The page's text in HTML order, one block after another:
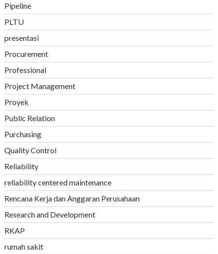
Pipeline
PLTU
presentasi
Procurement
Professional
Project Management
Proyek
Public Relation
Purchasing
Quality Control
Reliability
reliability centered maintenance
Rencana Kerja dan Anggaran Perusahaan
Research and Development
RKAP
rumah sakit